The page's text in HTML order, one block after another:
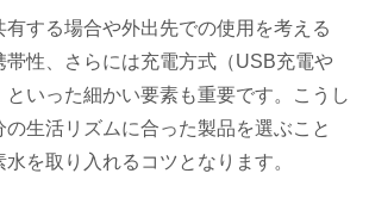
有する場合や外出先での使用を考える
帯性、さらには充電方式（USB充電や
いった細かい要素も重要です。こうし
の生活リズムに合った製品を選ぶこと
を取り入れるコツとなります。